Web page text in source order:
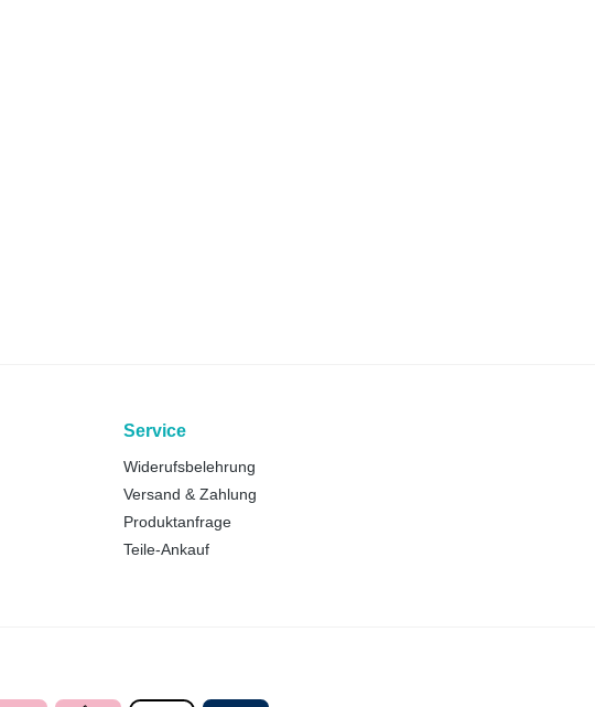
Service
Widerufsbelehrung
Versand & Zahlung
Produktanfrage
Teile-Ankauf